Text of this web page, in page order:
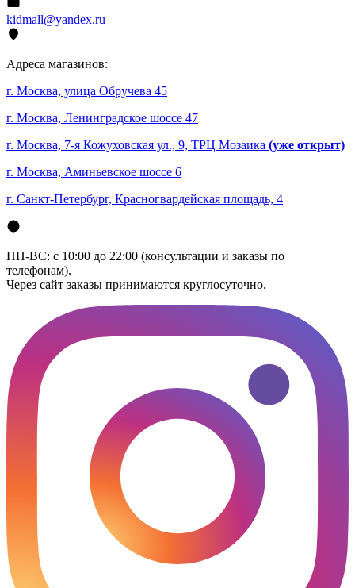
kidmall@yandex.ru
Адреса магазинов:
г. Москва, улица Обручева 45
г. Москва, Ленинградское шоссе 47
г. Москва, 7-я Кожуховская ул., 9, ТРЦ Мозаика (уже открыт)
г. Москва, Аминьевское шоссе 6
г. Санкт-Петербург, Красногвардейская площадь, 4
ПН-ВС: с 10:00 до 22:00 (консультации и заказы по
телефонам).
Через сайт заказы принимаются круглосуточно.